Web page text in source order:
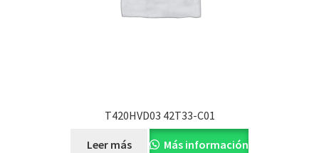
T420HVD03 42T33-C01
Leer más Más información